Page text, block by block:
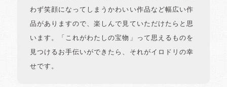
わず笑顔になってしまうかわいい作品など幅広い作
品がありますので、楽しんで見ていただけたらと思
います。「これがわたしの宝物」って思えるものを
見つけるお手伝いができたら、それがイロドリの幸
せです。